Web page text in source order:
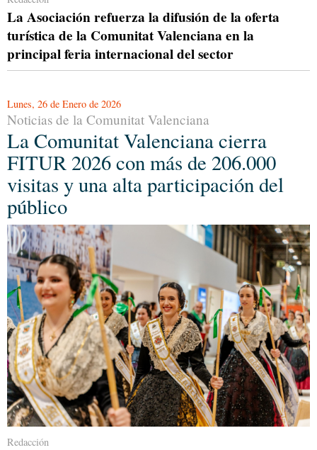
La Asociación refuerza la difusión de la oferta
turística de la Comunitat Valenciana en la
principal feria internacional del sector
Lunes, 26 de Enero de 2026
Noticias de la Comunitat Valenciana
La Comunitat Valenciana cierra
FITUR 2026 con más de 206.000
visitas y una alta participación del
público
Redacción